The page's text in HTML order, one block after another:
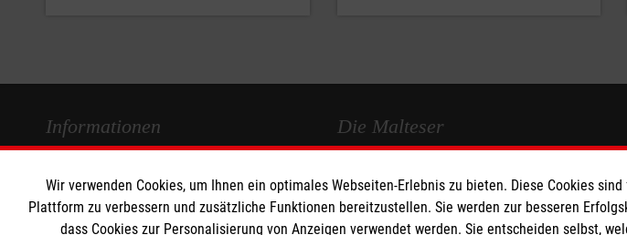
Informationen
Impressum
Datenschutz
Barrierefreiheit
Die Malteser
Malteserorden
Malteser Jugend
Malteser International
Wir verwenden Cookies, um Ihnen ein optimales Webseiten-Erlebnis zu bieten. Diese Cookies
Plattform zu verbessern und zusätzliche Funktionen bereitzustellen. Sie werden zur besseren
dass Cookies zur Personalisierung von Anzeigen verwendet werden. Sie entscheiden selbst,